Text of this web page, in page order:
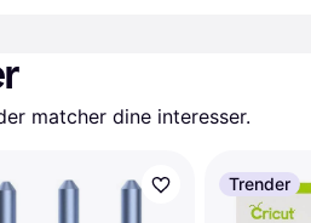
matcher dine interesser.
Trender